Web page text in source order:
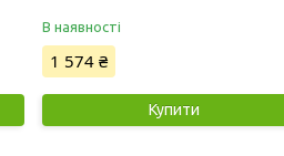
В наявності
1 574 ₴
Купити